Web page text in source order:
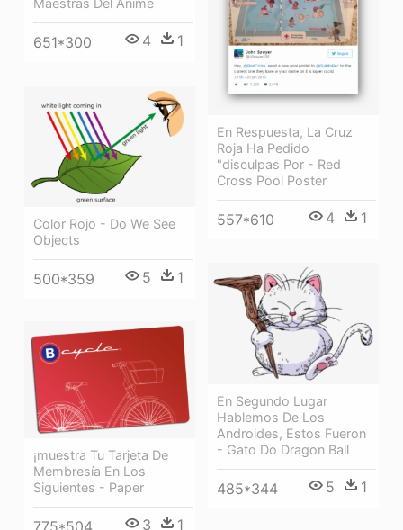
Maestras Del Anime
651*300 4 1
En Respuesta, La Cruz
Roja Ha Pedido
"disculpas Por - Red
Cross Pool Poster
557*610 4 1
Color Rojo - Do We See
Objects
500*359 5 1
En Segundo Lugar
Hablemos De Los
Androides, Estos Fueron
- Gato Do Dragon Ball
485*344 5 1
¡muestra Tu Tarjeta De
Membresía En Los
Siguientes - Paper
3 1